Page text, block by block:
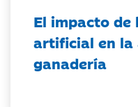
El impacto
artificial en la
ganadería